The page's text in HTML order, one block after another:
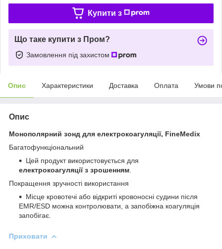
Купити з
Що таке купити з Пром?
Замовлення під захистом
Опис Характеристики Доставка Оплата Умови
Опис
Монополярний зонд для електрокоагуляції, FineMedix
Багатофункціональний
Цей продукт використовується для
електрокоагуляції з зрошенням
Покращення зручності використання
Місце кровотечі або відкриті кровоносні судини після
EMR/ESD можна контролювати, а запобіжна коагуляція
запобігає.
Приховати